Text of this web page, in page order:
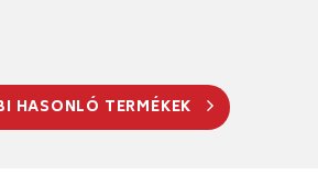
HASONLÓ TERMÉKEK